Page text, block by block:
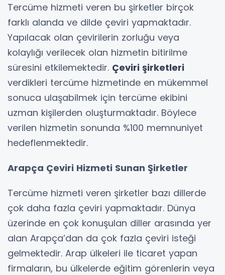
Tercüme hizmeti veren bu şirketler birçok
farklı alanda ve dilde çeviri yapmaktadır.
Yapılacak olan çevirilerin zorluğu veya
kolaylığı verilecek olan hizmetin bitirilme
süresini etkilemektedir. Çeviri şirketleri
verdikleri tercüme hizmetinde en mükemmel
sonuca ulaşabilmek için tercüme ekibini
uzman kişilerden oluşturmaktadır. Böylece
verilen hizmetin sonunda %100 memnuniyet
hedeflenmektedir.
Arapça Çeviri Hizmeti Sunan Şirketler
Tercüme hizmeti veren şirketler bazı dillerde
çok daha fazla çeviri yapmaktadır. Dünya
üzerinde en çok konuşulan diller arasında yer
alan Arapça’dan da çok fazla çeviri isteği
gelmektedir. Arap ülkeleri ile ticaret yapan
firmaların, bu ülkelerde eğitim görenlerin veya